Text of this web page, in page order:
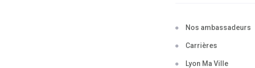
Nos ambassadeurs
Carrières
Lyon Ma Ville